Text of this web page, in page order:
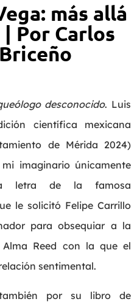
más allá
Por Carlos
desconocido. Luis
científica mexicana
de Mérida 2024)
imaginario únicamente
letra de la famosa
le solicitó Felipe Carrillo
para obsequiar a la
Alma Reed con la que el
sentimental.
por su libro de